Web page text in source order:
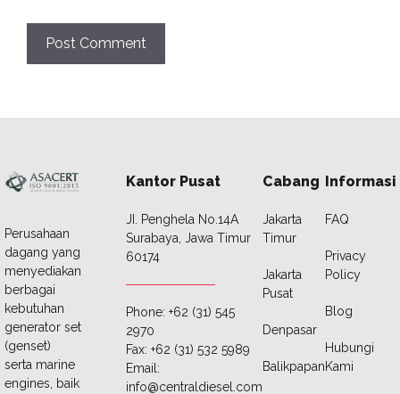
Perusahaan
dagang yang
menyediakan
berbagai
kebutuhan
generator set
(genset)
serta marine
engines, baik
Kantor Pusat
JI. Penghela No.14A
Surabaya, Jawa Timur
60174
Phone: +62 (31) 545
2970
Fax: +62 (31) 532 5989
Email:
info@centraldiesel.com
Cabang
Jakarta
Timur
Jakarta
Pusat
Denpasar
Balikpapan
Informasi
FAQ
Privacy
Policy
Blog
Hubungi
Kami